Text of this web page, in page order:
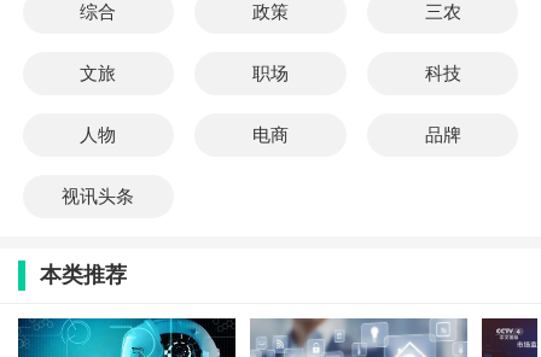
综合 政策 三农
文旅 职场 科技
人物 电商 品牌
视讯头条
本类推荐